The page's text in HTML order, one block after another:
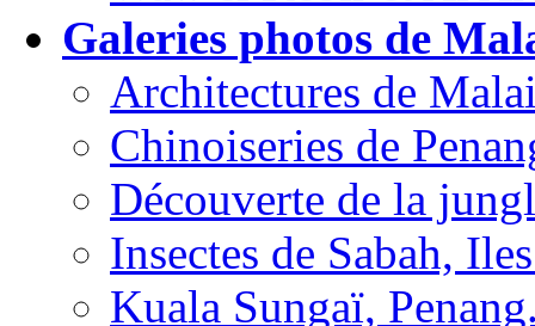
Galeries photos de
Architectures de
Chinoiseries de
Découverte de la
Insectes de Sabah,
Kuala Sungaï,